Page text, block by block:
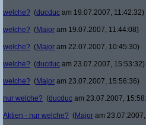
welche? (ducduc am 19.07.2007, 11:42:32)
welche? (Major am 19.07.2007, 11:44:08)
welche? (Major am 22.07.2007, 10:45:30)
welche? (ducduc am 23.07.2007, 15:53:32)
welche? (Major am 23.07.2007, 15:56:36)
nur welche? (ducduc am 23.07.2007,
Aktien - nur welche? (Major am